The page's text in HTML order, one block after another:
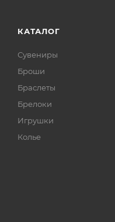
КАТАЛОГ
Сувениры
Броши
Браслеты
Брелоки
Игрушки
Колье